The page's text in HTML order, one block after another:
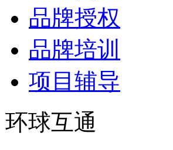
品牌授权
品牌培训
项目辅导
环球互通